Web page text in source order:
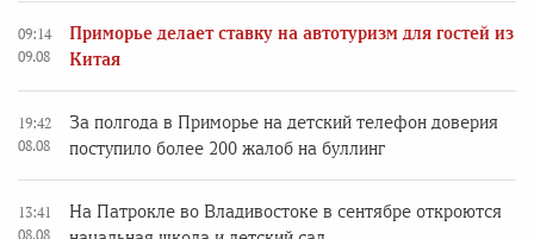
09:14
09.08
Приморье делает ставку на автотуризм для гостей из
Китая
19:42
08.08
За полгода в Приморье на детский телефон доверия
поступило более 200 жалоб на буллинг
13:41
08.08
На Патрокле во Владивостоке в сентябре откроются